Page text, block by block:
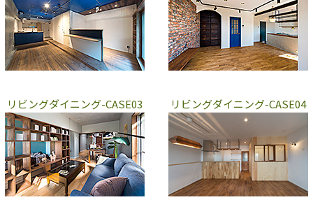
リビングダイニング-CASE03 リビングダイニング-CASE04